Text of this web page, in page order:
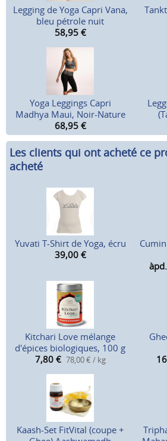
Legging de Yoga Capri Vana,
bleu pétrole nuit
58,95 €
Yoga Leggings Capri
Madhya Maui, Noir-Nature
68,95 €
Les clients qui ont acheté ce
acheté
Yuvati T-Shirt de Yoga, écru
39,00 €
Kitchari Love mélange
d'épices biologiques, 100 g
7,80 € 78,00 € / kg
Kaash-Set FitVital (coupe +